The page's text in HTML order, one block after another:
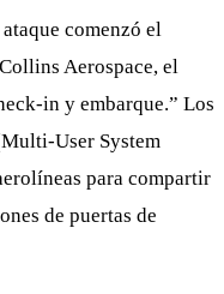
comenzó el
Aerospace, el
in y embarque.” Los
User System
para compartir
de puertas de